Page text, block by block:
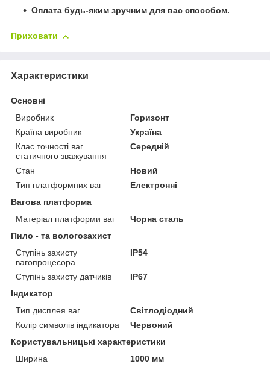
Оплата будь-яким зручним для вас способом.
Приховати
Характеристики
Основні
Виробник
Горизонт
Країна виробник
Україна
Клас точності ваг
статичного зважування
Середній
Стан
Новий
Тип платформних ваг
Електронні
Вагова платформа
Матеріал платформи ваг
Чорна сталь
Пило - та вологозахист
Ступінь захисту
вагопроцесора
IP54
Ступінь захисту датчиків
IP67
Індикатор
Тип дисплея ваг
Світлодіодний
Колір символів індикатора
Червоний
Користувальницькі характеристики
Ширина
1000 мм